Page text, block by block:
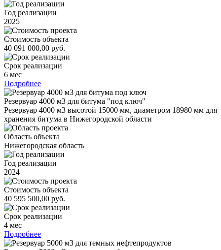
Год реализации
2025
Стоимость объекта
40 091 000,00 руб.
Срок реализации
6 мес
Подробнее
Резервуар 4000 м3 для битума "под ключ"
Резервуар 4000 м3 высотой 15000 мм, диаметром 18980 мм для
хранения битума в Нижегородской области
Область объекта
Нижегородская область
Год реализации
2024
Стоимость объекта
40 595 500,00 руб.
Срок реализации
4 мес
Подробнее